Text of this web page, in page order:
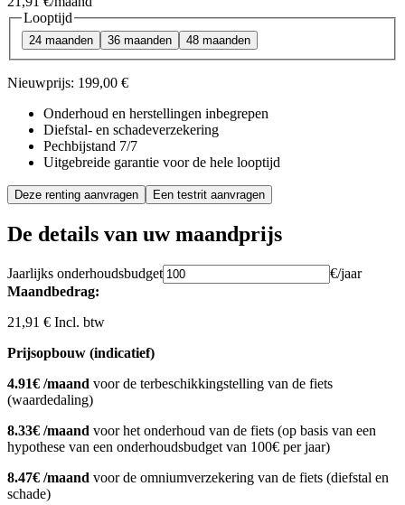
Looptijd
24 maanden 36 maanden 48 maanden
Nieuwprijs: 199,00 €
Onderhoud en herstellingen inbegrepen
Diefstal- en schadeverzekering
Pechbijstand 7/7
Uitgebreide garantie voor de hele looptijd
Deze renting aanvragen Een testrit aanvragen
De details van uw maandprijs
Jaarlijks onderhoudsbudget
€/jaar
Maandbedrag:
21,91 € Incl. btw
Prijsopbouw (indicatief)
4.91€ /maand voor de terbeschikkingstelling van de fiets
(waardedaling)
8.33€ /maand voor het onderhoud van de fiets (op basis van een
hypothese van een onderhoudsbudget van 100€ per jaar)
8.47€ /maand voor de omniumverzekering van de fiets (diefstal en
schade)